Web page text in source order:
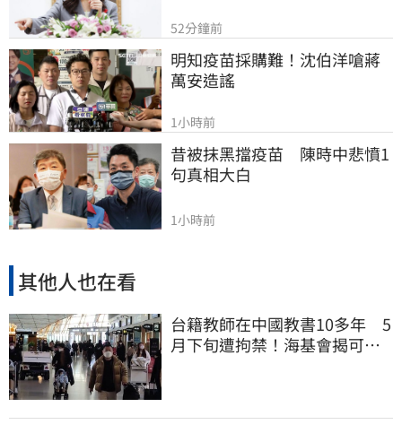
52分鐘前
明知疫苗採購難！沈伯洋嗆蔣
萬安造謠
1小時前
昔被抹黑擋疫苗　陳時中悲憤1
句真相大白
1小時前
其他人也在看
台籍教師在中國教書10多年 5
月下旬遭拘禁！海基會揭可能